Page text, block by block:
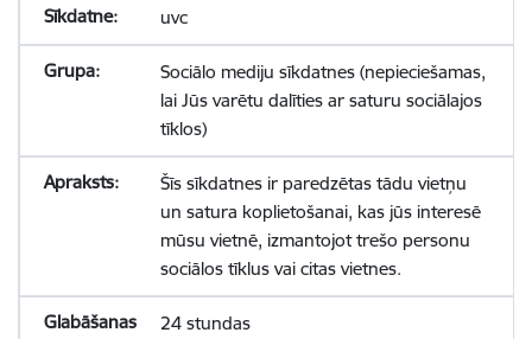
uvc
Sociālo mediju sīkdatnes (nepieciešamas,
lai Jūs varētu dalīties ar saturu sociālajos
tīklos)
Šīs sīkdatnes ir paredzētas tādu vietņu
un satura koplietošanai, kas jūs interesē
mūsu vietnē, izmantojot trešo personu
sociālos tīklus vai citas vietnes.
24 stundas